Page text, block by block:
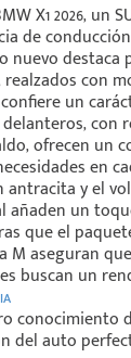
X1 2026, un
de
nuevo destaca
con
un
con
ofrecen un
en
y el
un
que el
M aseguran
buscan un
conocimiento
del auto